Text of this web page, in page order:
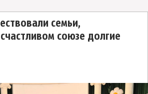
семьи,
союзе долгие